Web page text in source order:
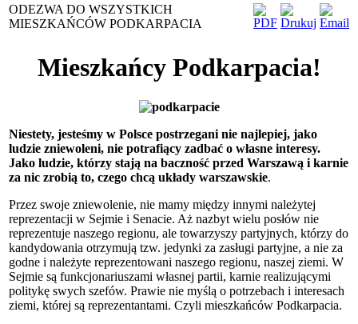
ODEZWA DO WSZYSTKICH
MIESZKAŃCÓW PODKARPACIA
Mieszkańcy Podkarpacia!
Niestety, jesteśmy w Polsce postrzegani nie najlepiej, jako
ludzie zniewoleni, nie potrafiący zadbać o własne interesy.
Jako ludzie, którzy stają na baczność przed Warszawą i karnie
za nic zrobią to, czego chcą układy warszawskie.
Przez swoje zniewolenie, nie mamy między innymi należytej
reprezentacji w Sejmie i Senacie. Aż nazbyt wielu posłów nie
reprezentuje naszego regionu, ale towarzyszy partyjnych, którzy do
kandydowania otrzymują tzw. jedynki za zasługi partyjne, a nie za
godne i należyte reprezentowani naszego regionu, naszej ziemi. W
Sejmie są funkcjonariuszami własnej partii, karnie realizującymi
politykę swych szefów. Prawie nie myślą o potrzebach i interesach
ziemi, której są reprezentantami. Czyli mieszkańców Podkarpacia.